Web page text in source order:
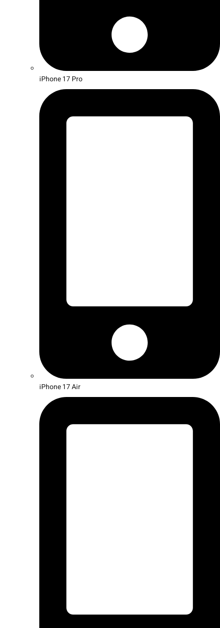
iPhone 17 Pro
iPhone 17 Air